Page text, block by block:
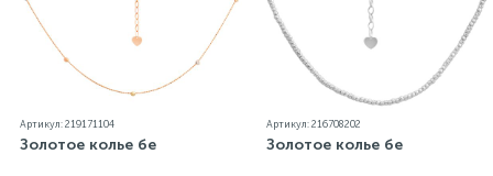
Артикул: 219171104
Золотое колье бе
Артикул: 216708202
Золотое колье бе